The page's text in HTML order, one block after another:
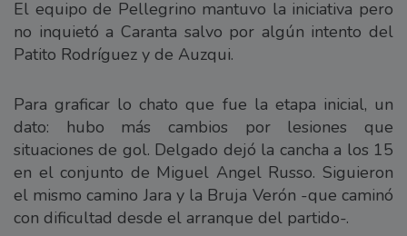
El equipo de Pellegrino mantuvo la iniciativa pero
no inquietó a Caranta salvo por algún intento del
Patito Rodríguez y de Auzqui.
Para graficar lo chato que fue la etapa inicial, un
dato: hubo más cambios por lesiones que
situaciones de gol. Delgado dejó la cancha a los 15
en el conjunto de Miguel Angel Russo. Siguieron
el mismo camino Jara y la Bruja Verón -que caminó
con dificultad desde el arranque del partido-.